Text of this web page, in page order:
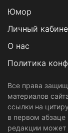
Юмор
Личный
О нас
Политика
Все права
материалов
ссылки на
в первом
редакции может